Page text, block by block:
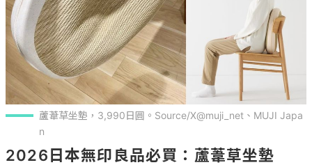
蘆葦草坐墊，3,990日圓。Source/X@muji_net、MUJI Japa
n
2026日本無印良品必買：蘆葦草坐墊